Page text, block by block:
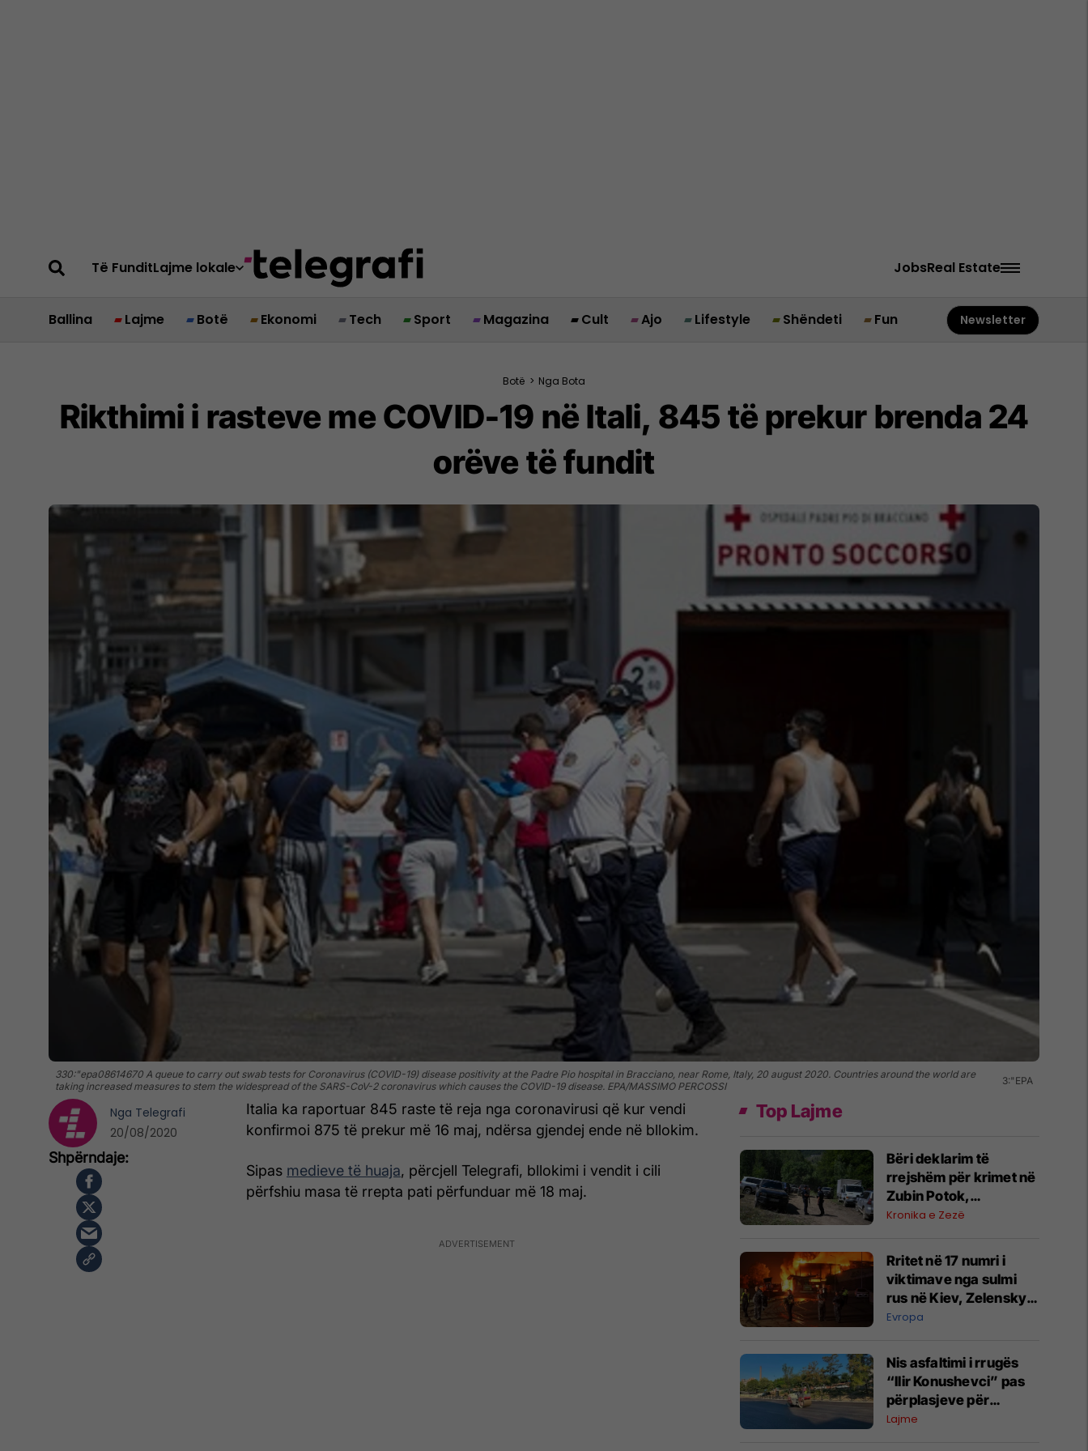
Të FunditLajme lokale JobsReal Estate
Ballina Lajme Botë Ekonomi Tech Sport Magazina Cult Ajo Lifestyle Shëndeti Fun Newsletter
Botë > Nga Bota
Rikthimi i rasteve me COVID-19 në Itali, 845 të prekur brenda 24
orëve të fundit
330:"epa08614670 A queue to carry out swab tests for Coronavirus (COVID-19) disease positivity at the Padre Pio hospital in Bracciano, near Rome, Italy, 20 august 2020. Countries around the world are
taking increased measures to stem the widespread of the SARS-CoV-2 coronavirus which causes the COVID-19 disease. EPA/MASSIMO PERCOSSI
3:"EPA
Italia ka raportuar 845 raste të reja nga coronavirusi që kur vendi
konfirmoi 875 të prekur më 16 maj, ndërsa gjendej ende në bllokim.
Sipas medieve të huaja, përcjell Telegrafi, bllokimi i vendit i cili
përfshiu masa të rrepta pati përfunduar më 18 maj.
Nga Telegrafi
20/08/2020
Top Lajme
​Bëri deklarim të
rrejshëm për krimet në
Zubin Potok,
“dëshmitari” nga
Kronika e Zezë
Rritet në 17 numri i
viktimave nga sulmi
rus në Kiev, Zelensky
kërkon më shumë
Evropa
Nis asfaltimi i rrugës
“Ilir Konushevci” pas
përplasjeve për
ngushtimin e saj
Lajme